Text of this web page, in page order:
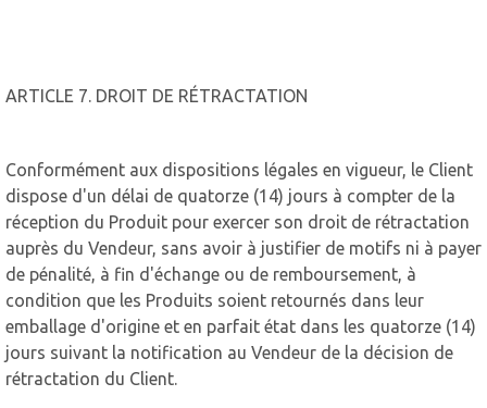
ARTICLE 7. DROIT DE RÉTRACTATION
Conformément aux dispositions légales en vigueur, le Client
dispose d'un délai de quatorze (14) jours à compter de la
réception du Produit pour exercer son droit de rétractation
auprès du Vendeur, sans avoir à justifier de motifs ni à payer
de pénalité, à fin d'échange ou de remboursement, à
condition que les Produits soient retournés dans leur
emballage d'origine et en parfait état dans les quatorze (14)
jours suivant la notification au Vendeur de la décision de
rétractation du Client.